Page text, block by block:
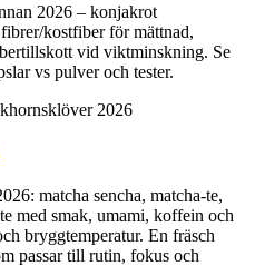
2026 – konjakrot
kostfiber för mättnad,
vid viktminskning. Se
vs pulver och tester.
matcha sencha, matcha-te,
med smak, umami, koffein och
bryggtemperatur. En fräsch
passar till rutin, fokus och